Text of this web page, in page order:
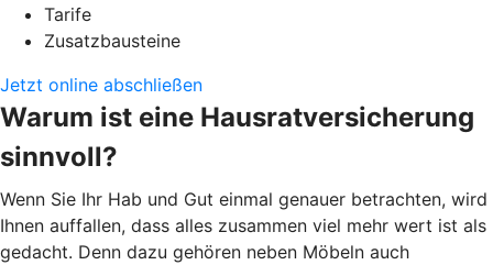
Tarife
Zusatzbausteine
Jetzt online abschließen
Warum ist eine Hausratversicherung
sinnvoll?
Wenn Sie Ihr Hab und Gut einmal genauer betrachten, wird
Ihnen auffallen, dass alles zusammen viel mehr wert ist als
gedacht. Denn dazu gehören neben Möbeln auch